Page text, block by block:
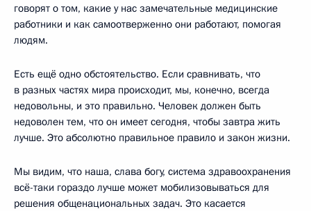
говорят о том, какие у нас замечательные медицинские
работники и как самоотверженно они работают, помогая
людям.
Есть ещё одно обстоятельство. Если сравнивать, что
в разных частях мира происходит, мы, конечно, всегда
недовольны, и это правильно. Человек должен быть
недоволен тем, что он имеет сегодня, чтобы завтра жить
лучше. Это абсолютно правильное правило и закон жизни.
Мы видим, что наша, слава богу, система здравоохранения
всё-таки гораздо лучше может мобилизовываться для
решения общенациональных задач. Это касается